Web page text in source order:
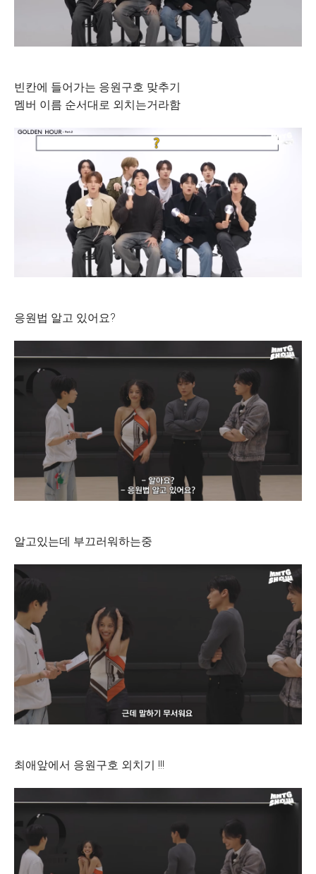
빈칸에 들어가는 응원구호 맞추기
멤버 이름 순서대로 외치는거라함
응원법 알고 있어요?
알고있는데 부끄러워하는중
최애앞에서 응원구호 외치기 !!!